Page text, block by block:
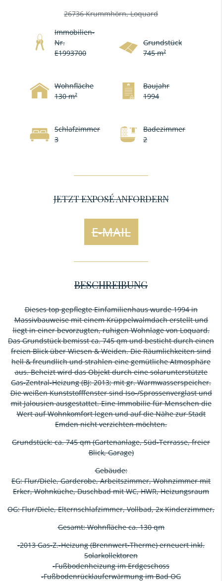
26736 Krummhörn, Loquard
Immobilien-
Nr.
E1993700
Grundstück
745 m²
Wohnfläche
130 m²
Baujahr
1994
Schlafzimmer
3
Badezimmer
2
JETZT EXPOSÉ ANFORDERN
E-MAIL
BESCHREIBUNG
Dieses top gepflegte Einfamilienhaus wurde 1994 in
Massivbauweise mit einem Krüppelwalmdach erstellt und
liegt in einer bevorzugten, ruhigen Wohnlage von Loquard.
Das Grundstück bemisst ca. 745 qm und besticht durch einen
freien Blick über Wiesen & Weiden. Die Räumlichkeiten sind
hell & freundlich und strahlen eine gemütliche Atmosphäre
aus. Beheizt wird das Objekt durch eine solarunterstützte
Gas-Zentral-Heizung (BJ: 2013; mit gr. Warmwasserspeicher.
Die weißen Kunststofffenster sind Iso-/Sprossenverglast und
mit Jalousien ausgestattet. Eine Immobilie für Menschen die
Wert auf Wohnkomfort legen und auf die Nähe zur Stadt
Emden nicht verzichten möchten.
Grundstück: ca. 745 qm (Gartenanlage, Süd-Terrasse, freier
Blick, Garage)
Gebäude:
EG: Flur/Diele, Garderobe, Arbeitszimmer, Wohnzimmer mit
Erker, Wohnküche, Duschbad mit WC, HWR, Heizungsraum
OG: Flur/Diele, Elternschlafzimmer, Vollbad, 2x Kinderzimmer,
Gesamt: Wohnfläche ca. 130 qm
-2013 Gas-Z.-Heizung (Brennwert-Therme) erneuert inkl.
Solarkollektoren
-Fußbodenheizung im Erdgeschoss
-Fußbodenrücklauferwärmung im Bad OG